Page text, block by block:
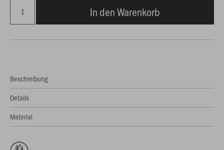
In den Warenkorb
Beschreibung
Details
Material